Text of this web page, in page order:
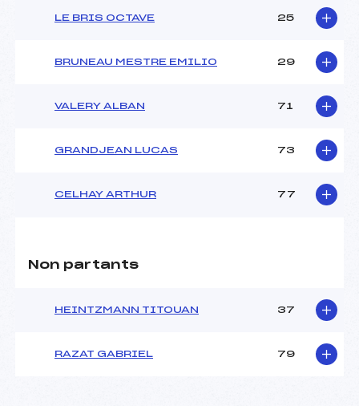
LE BRIS OCTAVE 25
BRUNEAU MESTRE EMILIO 29
VALERY ALBAN 71
GRANDJEAN LUCAS 73
CELHAY ARTHUR 77
Non partants
HEINTZMANN TITOUAN 37
RAZAT GABRIEL 79